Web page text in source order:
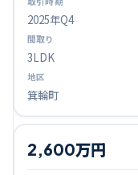
2025年Q4
3LDK
箕輪町
2,600万円